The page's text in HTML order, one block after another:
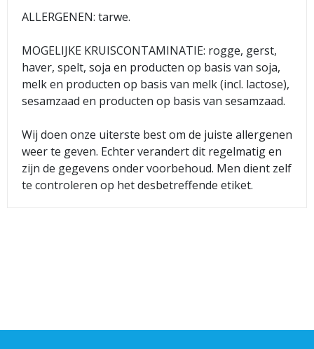
ALLERGENEN: tarwe.
MOGELIJKE KRUISCONTAMINATIE: rogge, gerst,
haver, spelt, soja en producten op basis van soja,
melk en producten op basis van melk (incl. lactose),
sesamzaad en producten op basis van sesamzaad.
Wij doen onze uiterste best om de juiste allergenen
weer te geven. Echter verandert dit regelmatig en
zijn de gegevens onder voorbehoud. Men dient zelf
te controleren op het desbetreffende etiket.